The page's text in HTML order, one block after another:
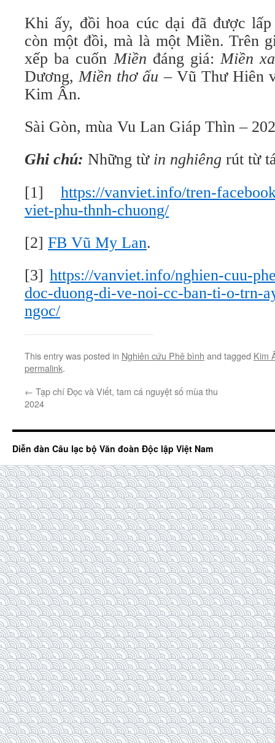
Khi ấy, đồi hoa cúc dại đã được
còn một đồi, mà là một Miền. Trên
xếp ba cuốnMiền đáng giá:Miền
Dương,Miền thơ ấu – Vũ Thư Hiên
Kim Ân.
Sài Gòn, mùa Vu Lan Giáp Thìn –
Ghi chú: Những từ in nghiêng rút từ
[1] https://vanviet.info/tren-
viet-phu-thnh-chuong/
[2] FB Vũ My Lan.
[3] https://vanviet.info/nghien-cuu-
doc-duong-di-ve-noi-cc-ban-ti-o-trn-
ngoc/
This entry was posted in Nghiên cứu Phê bình and tagged Kim
permalink.
← Tạp chí Đọc và Viết, tam cá nguyệt số mùa thu
2024
Diễn đàn Câu lạc bộ Văn đoàn Độc lập Việt Nam